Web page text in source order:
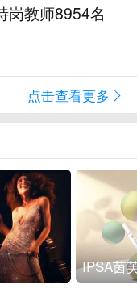
岗教师8954名
点击查看更多